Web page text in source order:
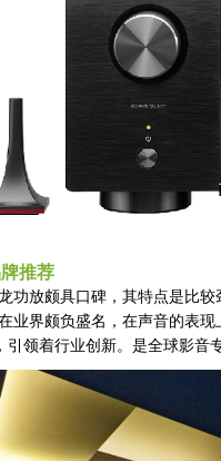
推荐
功放颇具口碑，其特点是比
业界颇负盛名，在声音的表
领着行业创新。是全球影音